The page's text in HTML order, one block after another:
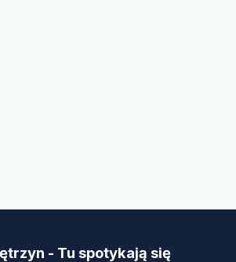
- Tu spotykają się